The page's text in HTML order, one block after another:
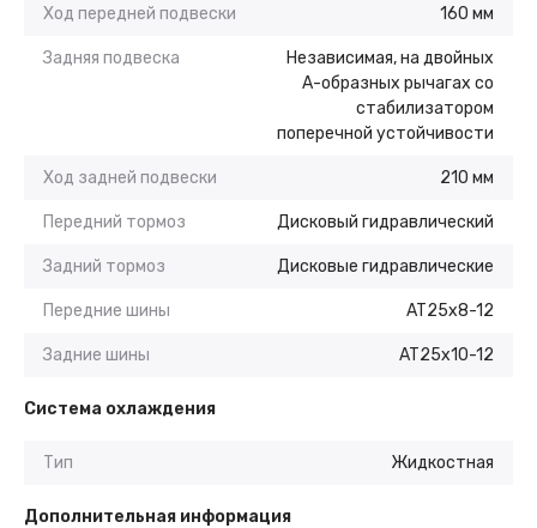
Ход передней подвески 160 мм
Задняя подвеска
Независимая, на двойных
А-образных рычагах со
стабилизатором
поперечной устойчивости
Ход задней подвески 210 мм
Передний тормоз Дисковый гидравлический
Задний тормоз Дисковые гидравлические
Передние шины AT25x8-12
Задние шины AT25x10-12
Система охлаждения
Тип Жидкостная
Дополнительная информация